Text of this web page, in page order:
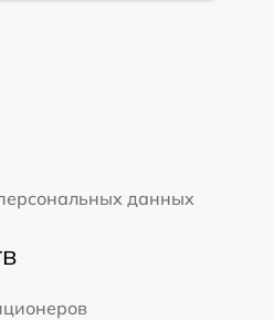
данных